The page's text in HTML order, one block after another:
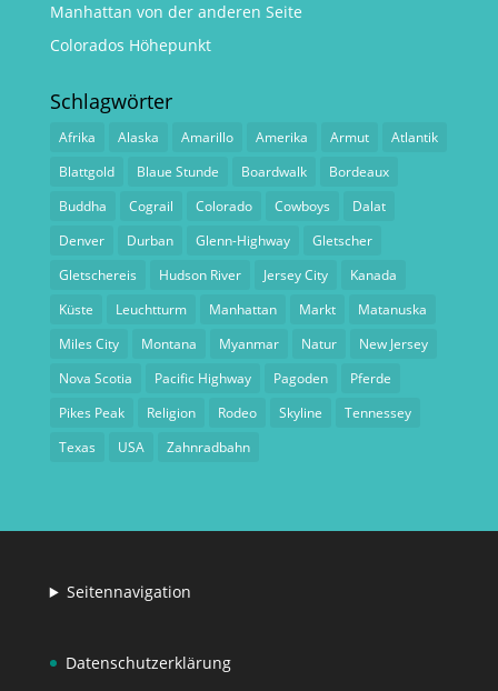
Manhattan von der anderen Seite
Colorados Höhepunkt
Schlagwörter
Afrika Alaska Amarillo Amerika Armut
Atlantik
Blattgold
Blaue Stunde Boardwalk
Bordeaux
Buddha
Cograil Colorado Cowboys
Dalat
Denver
Durban Glenn-Highway
Gletscher
Gletschereis
Hudson River Jersey City
Kanada
Küste
Leuchtturm Manhattan Markt
Matanuska
Miles City
Montana Myanmar Natur
New Jersey
Nova Scotia
Pacific Highway Pagoden
Pferde
Pikes Peak
Religion Rodeo Skyline
Tennessey
Texas
USA Zahnradbahn
Seitennavigation
Datenschutzerklärung